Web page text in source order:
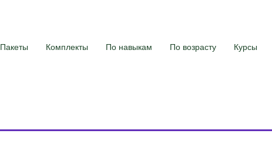
Пакеты Комплекты По навыкам По возрасту Курсы